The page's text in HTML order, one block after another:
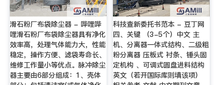
滑石粉厂布袋除尘器 - 哔哩哔
哩滑石粉厂布袋除尘器具有净化
效率高，处理气体能力大，性能
稳定，操作方便、滤袋寿命长、
维修工作量小等优点。脉冲除尘
器主要由6部分组成：1、壳体
科技查新委托书范本 - 豆丁网
四、关键 （3-5个）中文 主
机、分离器一体式结构、二级粗
粉分离器 压板式 衬条、锤头固
定机构 、可调式圆盘进料结构
英文（若开国际库则填该项）